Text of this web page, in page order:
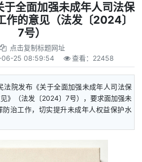
于全面加强未成年人司法保
作的意见（法发〔2024〕
7号）
点击复制标题网址
06-25 08:59:54 查看： 22458
法院发布《关于全面加强未成年人司法保
》（法发〔2024〕7号），要求面加强未
防治工作，切实提升未成年人权益保护水